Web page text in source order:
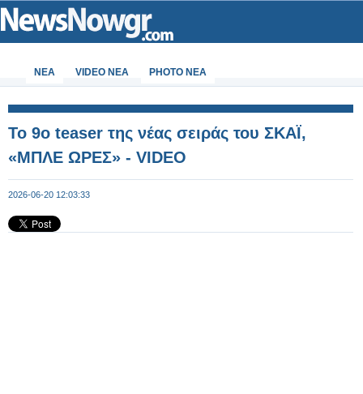
ΝΕΑ VIDEO NEA PHOTO NEA
Το 9ο teaser της νέας σειράς του ΣΚΑΪ,
«ΜΠΛΕ ΩΡΕΣ» - VIDEO
2026-06-20 12:03:33